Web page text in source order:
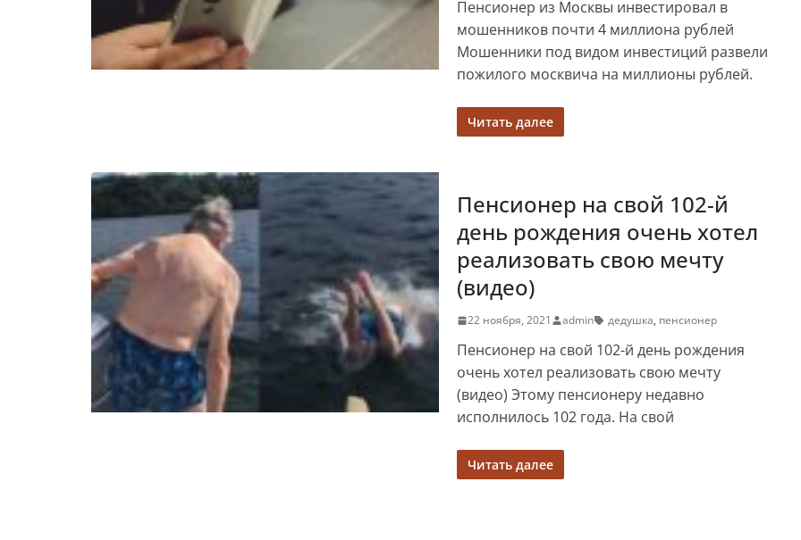
Пенсионер из Москвы инвестировал в
мошенников почти 4 миллиона рублей
Мошенники под видом инвестиций развели
пожилого москвича на миллионы рублей.
Читать далее
Пенсионер на свой 102-й
день рождения очень хотел
реализовать свою мечту
(видео)
22 ноября, 2021 admin дедушка, пенсионер
Пенсионер на свой 102-й день рождения
очень хотел реализовать свою мечту
(видео) Этому пенсионеру недавно
исполнилось 102 года. На свой
Читать далее